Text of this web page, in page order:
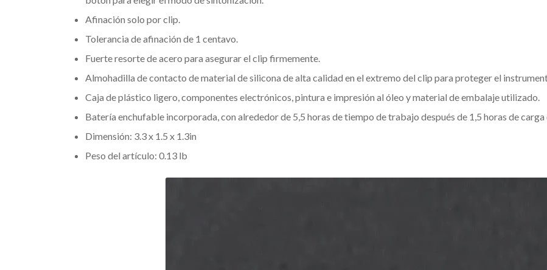
Afinación solo por clip.
Tolerancia de afinación de 1 centavo.
Fuerte resorte de acero para asegurar el clip firmemente.
Almohadilla de contacto de material de silicona de alta calidad en el extremo del clip para proteger el
Caja de plástico ligero, componentes electrónicos, pintura e impresión al óleo y material de embalaje utilizado.
Batería enchufable incorporada, con alrededor de 5,5 horas de tiempo de trabajo después de 1,5 horas de
Dimensión: 3.3 x 1.5 x 1.3in
Peso del artículo: 0.13 lb